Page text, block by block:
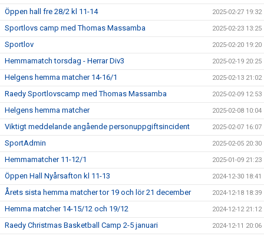
Öppen hall fre 28/2 kl 11-14 2025-02-27 19:32
Sportlovs camp med Thomas Massamba 2025-02-23 13:25
Sportlov 2025-02-20 19:20
Hemmamatch torsdag - Herrar Div3 2025-02-19 20:25
Helgens hemma matcher 14-16/1 2025-02-13 21:02
Raedy Sportlovscamp med Thomas Massamba 2025-02-09 12:53
Helgens hemma matcher 2025-02-08 10:04
Viktigt meddelande angående personuppgiftsincident 2025-02-07 16:07
SportAdmin 2025-02-05 20:30
Hemmamatcher 11-12/1 2025-01-09 21:23
Öppen Hall Nyårsafton kl 11-13 2024-12-30 18:41
Årets sista hemma matcher tor 19 och lör 21 december 2024-12-18 18:39
Hemma matcher 14-15/12 och 19/12 2024-12-12 21:12
Raedy Christmas Basketball Camp 2-5 januari 2024-12-11 20:06